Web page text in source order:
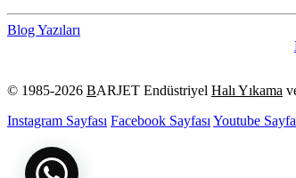
Blog Yazıları
Bosch
© 1985-2026 BARJET Endüstriyel Halı Yıkama
Instagram Sayfası Facebook SayfasıYoutube